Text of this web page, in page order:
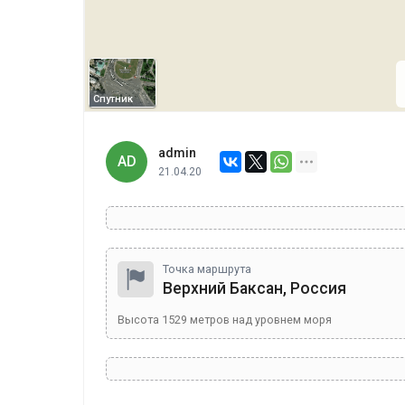
Спутник
AD
admin
21.04.20
Точка маршрута
Верхний Баксан, Россия
Высота 1529 метров над уровнем моря